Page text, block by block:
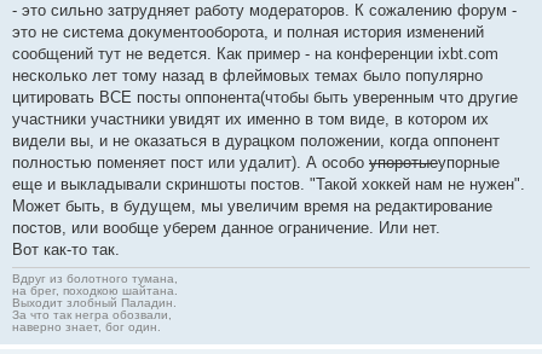
- это сильно затрудняет работу модераторов. К сожалению форум -
это не система документооборота, и полная история изменений
сообщений тут не ведется. Как пример - на конференции ixbt.com
несколько лет тому назад в флеймовых темах было популярно
цитировать ВСЕ посты оппонента(чтобы быть уверенным что другие
участники участники увидят их именно в том виде, в котором их
видели вы, и не оказаться в дурацком положении, когда оппонент
полностью поменяет пост или удалит). А особо упоротыеупорные
еще и выкладывали скриншоты постов. "Такой хоккей нам не нужен".
Может быть, в будущем, мы увеличим время на редактирование
постов, или вообще уберем данное ограничение. Или нет.
Вот как-то так.
Вдруг из болотного тумана,
на брег, походкою шайтана.
Выходит злобный Паладин.
За что так негра обозвали,
наверно знает, бог один.